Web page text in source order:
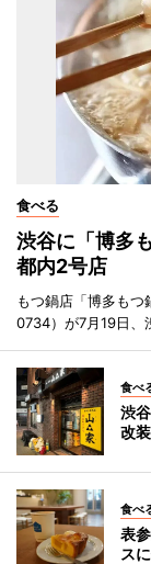
食べる
渋谷に「博多
都内2号店
もつ鍋店「博多も
0734）が7月19日、
食べ
渋
改
食べ
表
ス